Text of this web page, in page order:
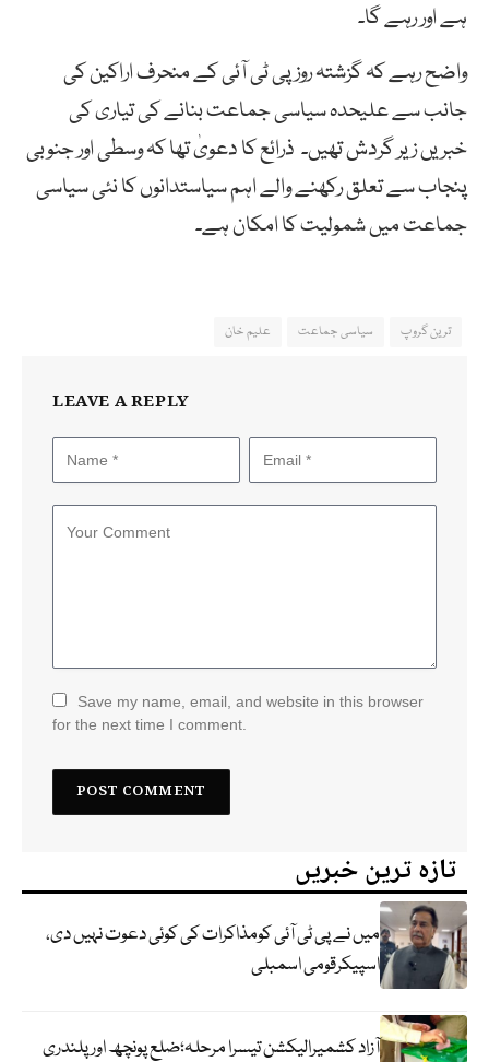
ہے اور رہے گا۔
واضح رہے کہ گزشتہ روز پی ٹی آئی کے منحرف اراکین کی
جانب سے علیحدہ سیاسی جماعت بنانے کی تیاری کی
خبریں زیر گردش تھیں۔ ذرائع کا دعویٰ تھا کہ وسطی اور جنوبی
پنجاب سے تعلق رکھنے والے اہم سیاستدانوں کا نئی سیاسی
جماعت میں شمولیت کا امکان ہے۔
ترین گروپ سیاسی جماعت علیم خان
LEAVE A REPLY
Save my name, email, and website in this browser
for the next time I comment.
تازہ ترین خبریں
میں نے پی ٹی آئی کومذاکرات کی کوئی دعوت نہیں دی،
اسپیکرقومی اسمبلی
آزاد کشمیرالیکشن تیسرا مرحلہ؛ضلع پونچھ اور پلندری